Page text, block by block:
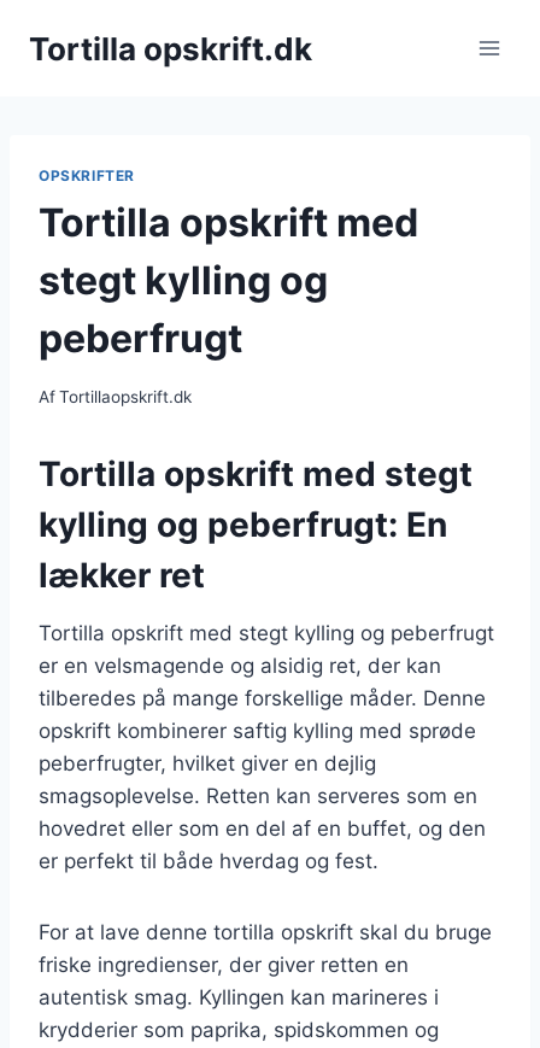
Tortilla opskrift.dk
OPSKRIFTER
Tortilla opskrift med
stegt kylling og
peberfrugt
AfTortillaopskrift.dk
Tortilla opskrift med stegt
kylling og peberfrugt: En
lækker ret
Tortilla opskrift med stegt kylling og peberfrugt
er en velsmagende og alsidig ret, der kan
tilberedes på mange forskellige måder. Denne
opskrift kombinerer saftig kylling med sprøde
peberfrugter, hvilket giver en dejlig
smagsoplevelse. Retten kan serveres som en
hovedret eller som en del af en buffet, og den
er perfekt til både hverdag og fest.
For at lave denne tortilla opskrift skal du bruge
friske ingredienser, der giver retten en
autentisk smag. Kyllingen kan marineres i
krydderier som paprika, spidskommen og